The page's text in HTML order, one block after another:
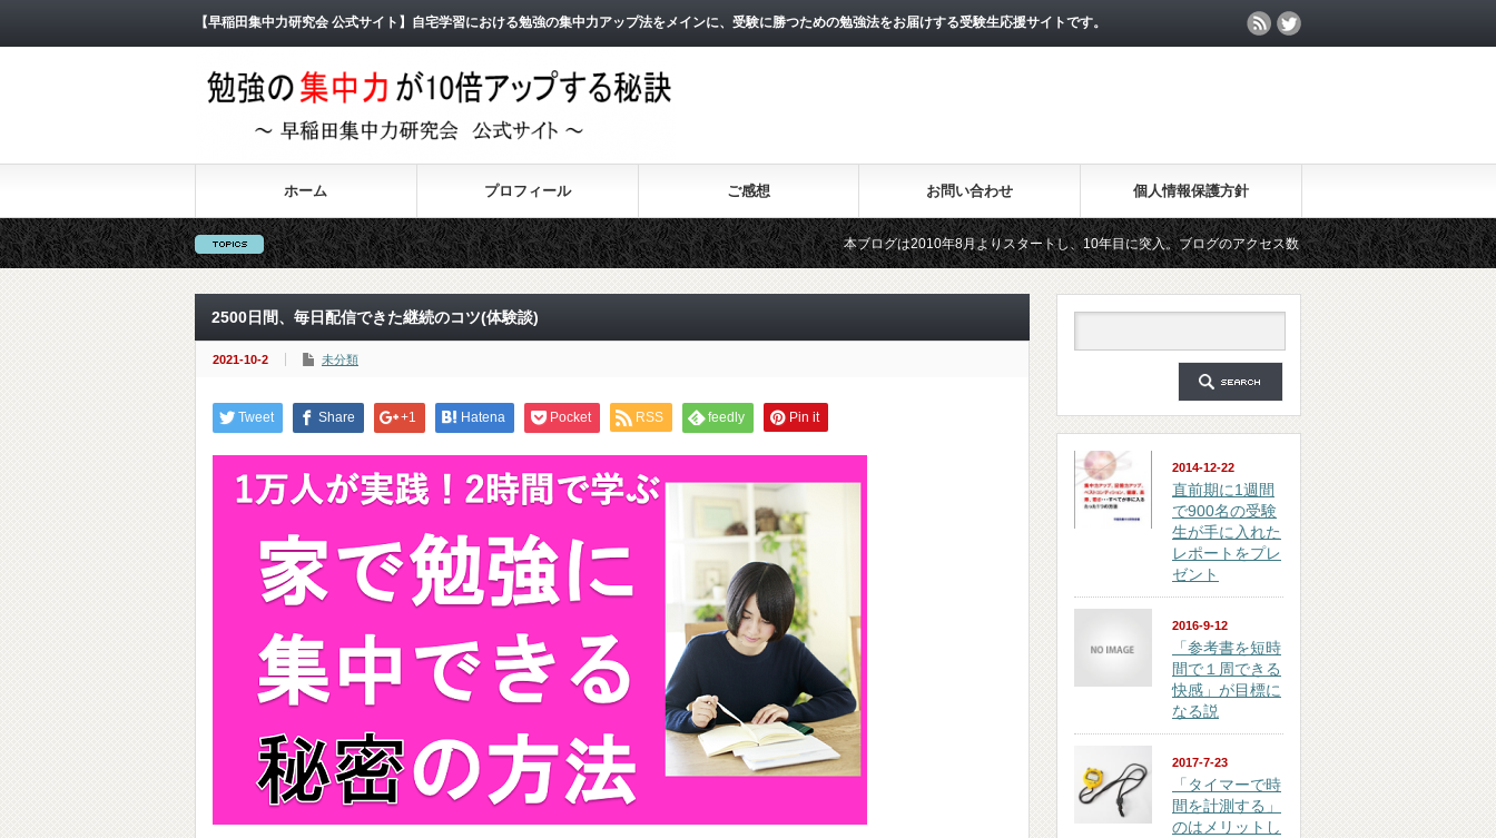
【早稲田集中力研究会 公式サイト】自宅学習における勉強の集中力アップ法をメインに、受験に勝つための勉強法をお届けする受験生応援サイトです。
ホーム プロフィール ご感想 お問い合わせ 個人情報保護方針
本ブログは2010年8月よりスタートし、10年目に突入。ブログのアクセス数が月間25万PV、公開記事数が2000記事を突破
2011年3月よりスタートした無料メールマガジン「勉強の集中力が10倍アップする秘訣」は、2018年6月に総読者数が4
2500日間、毎日配信できた継続のコツ(体験談)
2021-10-2 未分類
Tweet Share +1 Hatena Pocket RSS feedly Pin it
2014-12-22
直前期に1週間
で900名の受験
生が手に入れた
レポートをプレ
ゼント
2016-9-12
「参考書を短時
間で１周できる
快感」が目標に
なる説
2017-7-23
「タイマーで時
間を計測する」
のはメリットし